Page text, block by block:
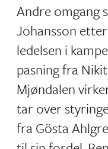
Andre omgang
Johansson
ledelsen i
pasning fra
Mjøndalen
tar over
fra Gösta